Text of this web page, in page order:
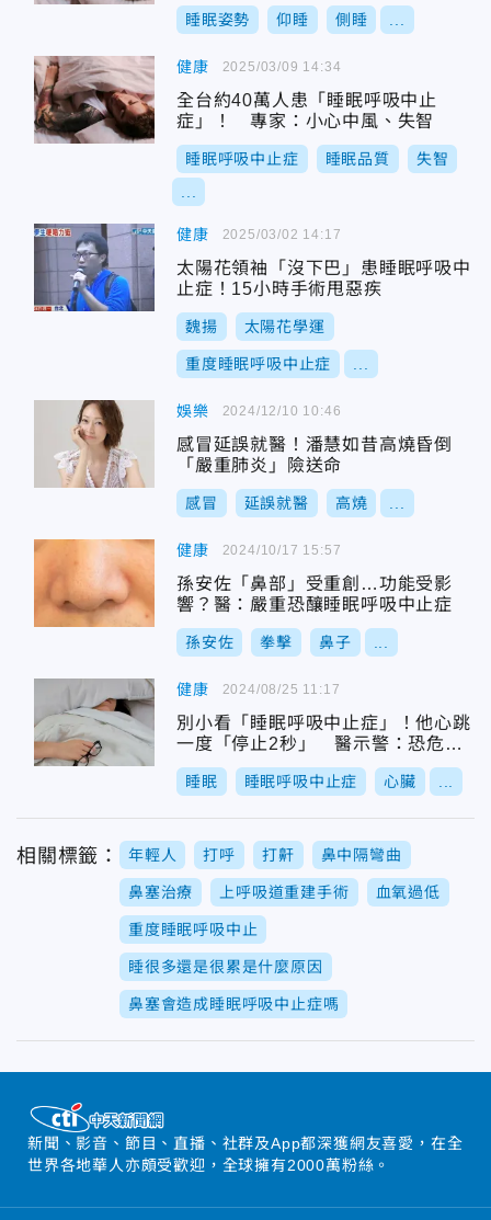
睡眠姿勢 仰睡 側睡
健康
全台約40萬人患「睡眠呼吸中止
症」！ 專家：小心中風、失智
睡眠呼吸中止症 睡眠品質 失智
2025/03/09 14:34
健康
太陽花領袖「沒下巴」患睡眠呼吸中
止症！15小時手術甩惡疾
魏揚 太陽花學運
重度睡眠呼吸中止症
2025/03/02 14:17
娛樂
感冒延誤就醫！潘慧如昔高燒昏倒
「嚴重肺炎」險送命
感冒 延誤就醫 高燒
2024/12/10 10:46
健康
孫安佐「鼻部」受重創…功能受影
響？醫：嚴重恐釀睡眠呼吸中止症
孫安佐 拳擊 鼻子
2024/10/17 15:57
健康
別小看「睡眠呼吸中止症」！他心跳
一度「停止2秒」 醫示警：恐危及
生命
睡眠 睡眠呼吸中止症 心臟
2024/08/25 11:17
相關標籤： 年輕人 打呼 打鼾 鼻中隔彎曲
鼻塞治療 上呼吸道重建手術 血氧過低
重度睡眠呼吸中止
睡很多還是很累是什麼原因
鼻塞會造成睡眠呼吸中止症嗎
新聞、影音、節目、直播、社群及App都深獲網友喜愛，在全
世界各地華人亦頗受歡迎，全球擁有2000萬粉絲。